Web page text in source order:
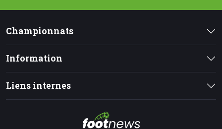
Championnats
Information
Liens internes